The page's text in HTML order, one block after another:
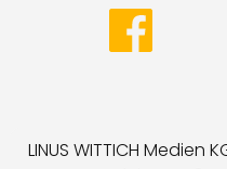
LINUS WITTICH Medien